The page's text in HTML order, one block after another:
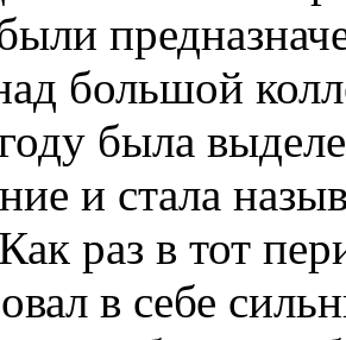
большой
была
и стала
раз в тот
в себе